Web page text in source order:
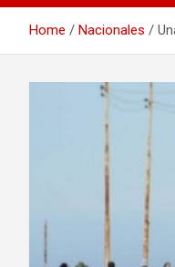
Home Nacionales